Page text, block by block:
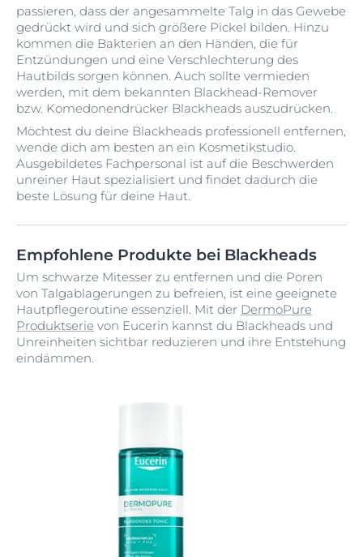
intensiv gepflegt und das Hautbild sichtbar verbessert.
Verdünne beispielsweise einige Tropfen mit Wasser,
um dein Gesicht zu reinigen. Oder tupfe betroffene
Stellen direkt mit Teebaumöl ab – achte dabei stets
auf die Bedürfnisse deiner Haut und verwende das Öl
nicht mehr, wenn unangenehme Hautreaktionen
auftreten.
passieren, dass der angesammelte Talg in das Gewebe
gedrückt wird und sich größere Pickel bilden. Hinzu
kommen die Bakterien an den Händen, die für
Entzündungen und eine Verschlechterung des
Hautbilds sorgen können. Auch sollte vermieden
werden, mit dem bekannten Blackhead-Remover
bzw. Komedonendrücker Blackheads auszudrücken.
Möchtest du deine Blackheads professionell entfernen,
wende dich am besten an ein Kosmetikstudio.
Ausgebildetes Fachpersonal ist auf die Beschwerden
unreiner Haut spezialisiert und findet dadurch die
beste Lösung für deine Haut.
Empfohlene Produkte bei Blackheads
Um schwarze Mitesser zu entfernen und die Poren
von Talgablagerungen zu befreien, ist eine geeignete
Hautpflegeroutine essenziell. Mit der DermoPure
Produktserie von Eucerin kannst du Blackheads und
Unreinheiten sichtbar reduzieren und ihre Entstehung
eindämmen.